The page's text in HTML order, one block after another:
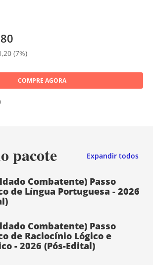
(7%)
COMPRE AGORA
pacote Expandir todos
Combatente) Passo
de Língua Portuguesa - 2026
Combatente) Passo
de Raciocínio Lógico e
- 2026 (Pós-Edital)